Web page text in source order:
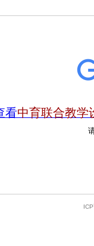
看中育联合教学